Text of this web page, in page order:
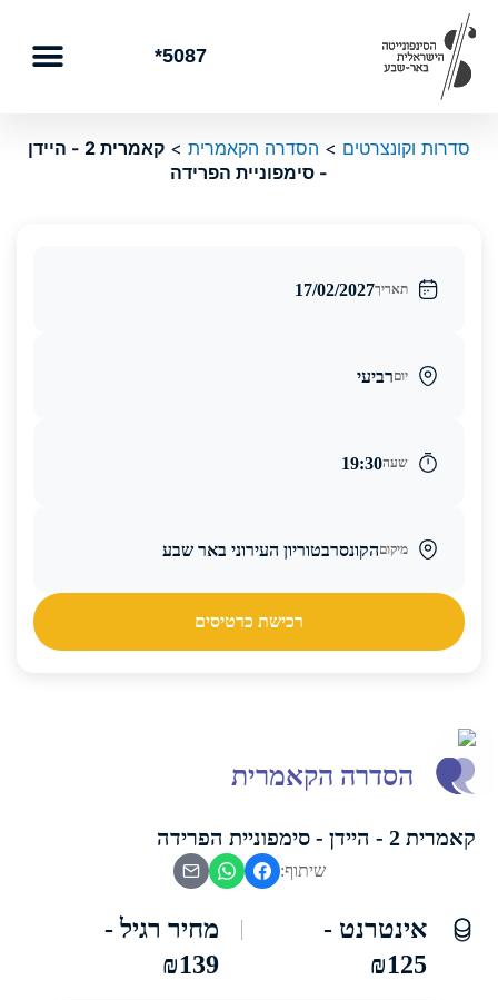
דילוג
לתוכן
5087*
סדרות וקונצרטים > הסדרה הקאמרית >
קאמרית 2 - היידן
- סימפוניית הפרידה
תאריך17/02/2027
יוםרביעי
שעה19:30
מיקוםהקונסרבטוריון העירוני באר שבע
רכישת כרטיסים
הסדרה הקאמרית
קאמרית 2 - היידן - סימפוניית הפרידה
שיתוף:
אינטרנט -
₪125
מחיר רגיל -
₪139